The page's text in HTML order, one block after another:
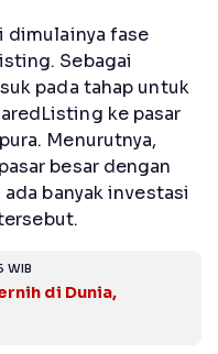
dimulainya fase
Sebagai
pada tahap untuk
ke pasar
Menurutnya,
besar dengan
banyak investasi
WIB
di Dunia,